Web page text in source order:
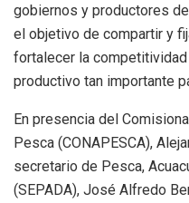
gobiernos y productores
el objetivo de compartir y
fortalecer la
productivo tan importante
En presencia del
Pesca (CONAPESCA),
secretario de Pesca,
(SEPADA), José Alfredo